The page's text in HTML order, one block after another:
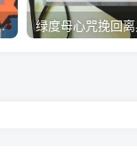
女生心思